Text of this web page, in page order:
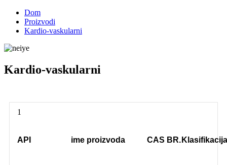
Dom
Proizvodi
Kardio-vaskularni
Kardio-vaskularni
1
API ime proizvoda CAS BR. Klasifikacija